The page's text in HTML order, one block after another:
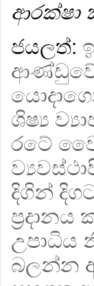
ආරක්ෂා
ජයලත්:
ආණ්ඩුවේ
ශිෂ්‍ය
රටේ
දිගින්
උපාධිය
බලන්න